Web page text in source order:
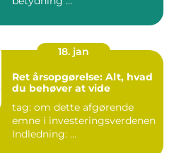
18. jan
Ret årsopgørelse: Alt, hvad
du behøver at vide
tag: om dette afgørende
emne i investeringsverdenen
Indledning: ...